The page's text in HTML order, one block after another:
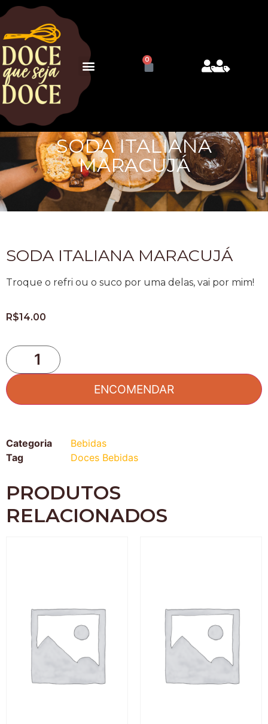
0
SODA ITALIANA
MARACUJÁ
SODA ITALIANA MARACUJÁ
Troque o refri ou o suco por uma delas, vai por mim!
R$14.00
ENCOMENDAR
Categoria
Bebidas
Tag
Doces Bebidas
PRODUTOS
RELACIONADOS